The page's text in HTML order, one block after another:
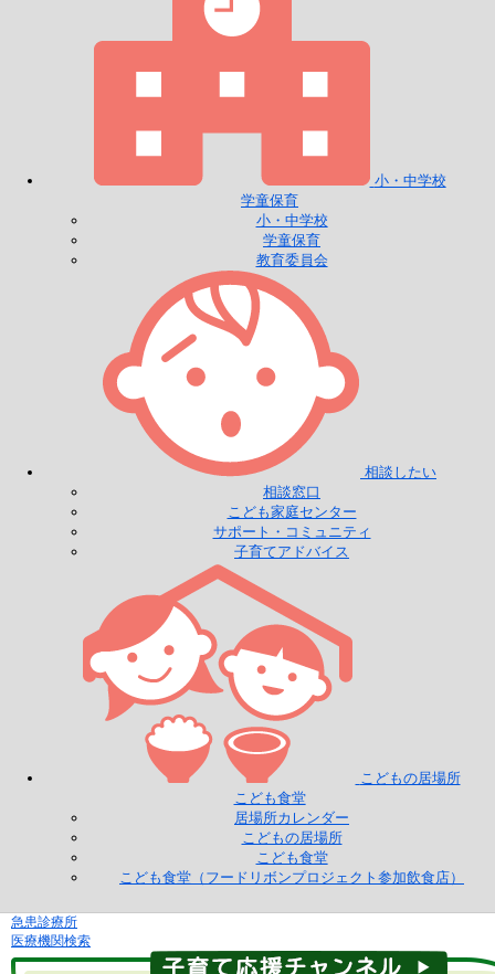
小・中学校
学童保育
小・中学校
学童保育
教育委員会
相談したい
相談窓口
こども家庭センター
サポート・コミュニティ
子育てアドバイス
こどもの居場所
こども食堂
居場所カレンダー
こどもの居場所
こども食堂
こども食堂（フードリボンプロジェクト参加飲食店）
急患診療所
医療機関検索